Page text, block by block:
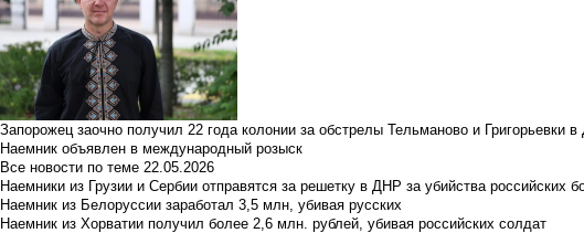
Запорожец заочно получил 22 года колонии за обстрелы Тельманово и Григорьевки
Наемник объявлен в международный розыск
Все новости по теме 22.05.2026
Наемники из Грузии и Сербии отправятся за решетку в ДНР за убийства российских
Наемник из Белоруссии заработал 3,5 млн, убивая русских
Наемник из Хорватии получил более 2,6 млн. рублей, убивая российских солдат